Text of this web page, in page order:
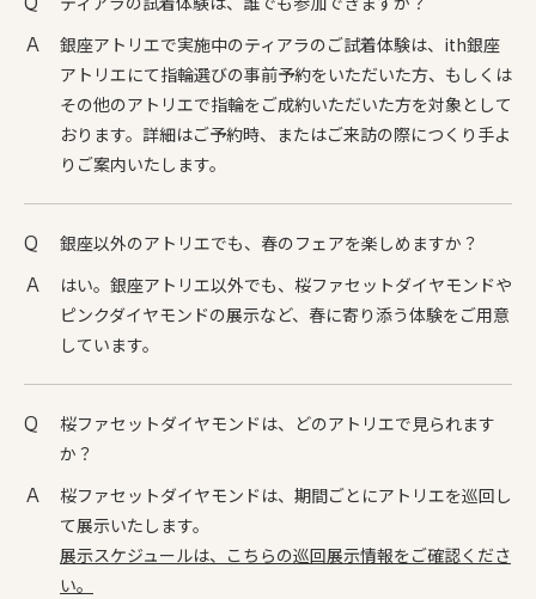
銀座アトリエで実施中のティアラのご試着体験は、ith銀座
アトリエにて指輪選びの事前予約をいただいた方、もしくは
その他のアトリエで指輪をご成約いただいた方を対象として
おります。詳細はご予約時、またはご来訪の際につくり手よ
りご案内いたします。
銀座以外のアトリエでも、春のフェアを楽しめますか？
はい。銀座アトリエ以外でも、桜ファセットダイヤモンドや
ピンクダイヤモンドの展示など、春に寄り添う体験をご用意
しています。
桜ファセットダイヤモンドは、どのアトリエで見られます
か？
桜ファセットダイヤモンドは、期間ごとにアトリエを巡回し
て展示いたします。
展示スケジュールは、こちらの巡回展示情報をご確認くださ
い。